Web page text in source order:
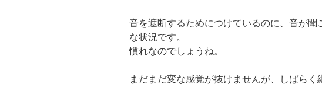
音を遮断するためにつけているのに、音が聞
な状況です。
慣れなのでしょうね。
まだまだ変な感覚が抜けませんが、しばらく